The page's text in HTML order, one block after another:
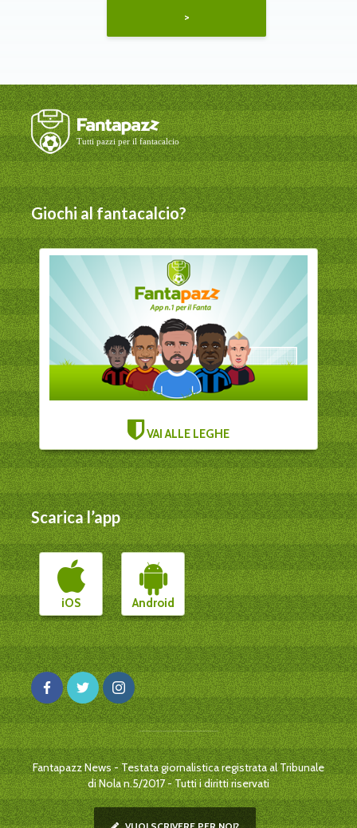
>
Giochi al fantacalcio?
VAI ALLE LEGHE
Scarica l’app
iOS Android
Fantapazz News - Testata giornalistica registrata al Tribunale
di Nola n.5/2017 - Tutti i diritti riservati